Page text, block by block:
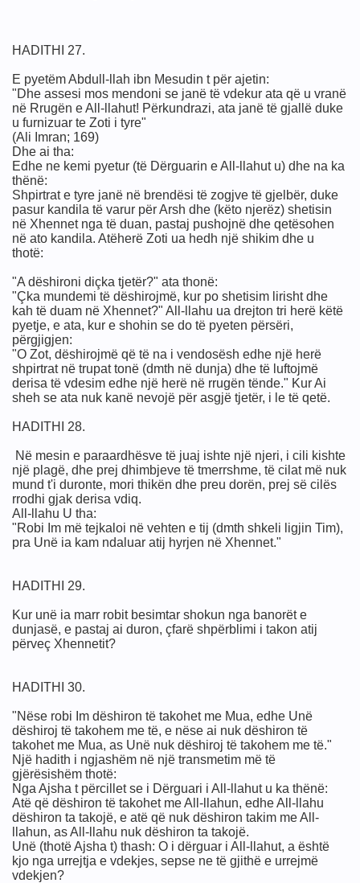
HADITHI 27.
E pyetëm Abdull-llah ibn Mesudin t për ajetin:
"Dhe assesi mos mendoni se janë të vdekur ata që u vranë
në Rrugën e All-llahut! Përkundrazi, ata janë të gjallë duke
u furnizuar te Zoti i tyre"
(Ali Imran; 169)
Dhe ai tha:
Edhe ne kemi pyetur (të Dërguarin e All-llahut u) dhe na ka
thënë:
Shpirtrat e tyre janë në brendësi të zogjve të gjelbër, duke
pasur kandila të varur për Arsh dhe (këto njerëz) shetisin
në Xhennet nga të duan, pastaj pushojnë dhe qetësohen
në ato kandila. Atëherë Zoti ua hedh një shikim dhe u
thotë:
"A dëshironi diçka tjetër?" ata thonë:
"Çka mundemi të dëshirojmë, kur po shetisim lirisht dhe
kah të duam në Xhennet?" All-llahu ua drejton tri herë këtë
pyetje, e ata, kur e shohin se do të pyeten përsëri,
përgjigjen:
"O Zot, dëshirojmë që të na i vendosësh edhe një herë
shpirtrat në trupat tonë (dmth në dunja) dhe të luftojmë
derisa të vdesim edhe një herë në rrugën tënde." Kur Ai
sheh se ata nuk kanë nevojë për asgjë tjetër, i le të qetë.
HADITHI 28.
Në mesin e paraardhësve të juaj ishte një njeri, i cili kishte
një plagë, dhe prej dhimbjeve të tmerrshme, të cilat më nuk
mund t'i duronte, mori thikën dhe preu dorën, prej së cilës
rrodhi gjak derisa vdiq.
All-llahu U tha:
"Robi Im më tejkaloi në vehten e tij (dmth shkeli ligjin Tim),
pra Unë ia kam ndaluar atij hyrjen në Xhennet."
HADITHI 29.
Kur unë ia marr robit besimtar shokun nga banorët e
dunjasë, e pastaj ai duron, çfarë shpërblimi i takon atij
përveç Xhennetit?
HADITHI 30.
"Nëse robi Im dëshiron të takohet me Mua, edhe Unë
dëshiroj të takohem me të, e nëse ai nuk dëshiron të
takohet me Mua, as Unë nuk dëshiroj të takohem me të."
Një hadith i ngjashëm në një transmetim më të
gjërësishëm thotë:
Nga Ajsha t përcillet se i Dërguari i All-llahut u ka thënë:
Atë që dëshiron të takohet me All-llahun, edhe All-llahu
dëshiron ta takojë, e atë që nuk dëshiron takim me All-
llahun, as All-llahu nuk dëshiron ta takojë.
Unë (thotë Ajsha t) thash: O i dërguar i All-llahut, a është
kjo nga urrejtja e vdekjes, sepse ne të gjithë e urrejmë
vdekjen?
alejhi selam
Muhamed a.s
kritikave
per ju...
kristianë kanë për myslimanët dhe Islamin